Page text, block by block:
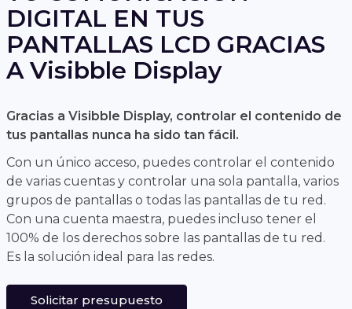
DIGITAL EN TUS
PANTALLAS LCD GRACIAS
A Visibble Display
Gracias a Visibble Display, controlar el contenido de
tus pantallas nunca ha sido tan fácil.
Con un único acceso, puedes controlar el contenido
de varias cuentas y controlar una sola pantalla, varios
grupos de pantallas o todas las pantallas de tu red.
Con una cuenta maestra, puedes incluso tener el
100% de los derechos sobre las pantallas de tu red.
Es la solución ideal para las redes.
Solicitar presupuesto